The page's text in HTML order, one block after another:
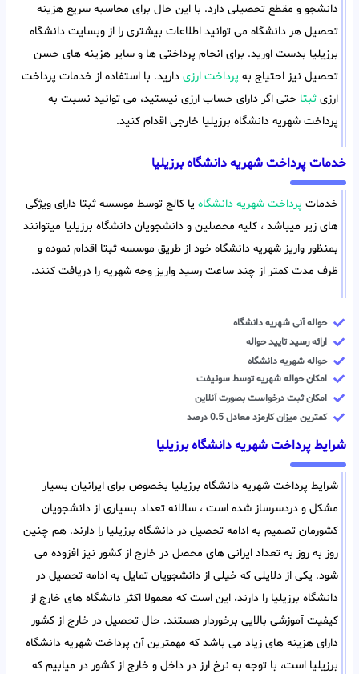
دانشجو و مقطع تحصیلی دارد. با این حال برای محاسبه سریع هزینه
تحصیل هر دانشگاه می توانید اطلاعات بیشتری را از وبسایت دانشگاه
برزیلیا بدست اورید. برای انجام پرداختی ها و سایر هزینه های حسن
تحصیل نیز احتیاج به پرداخت ارزی دارید. با استفاده از خدمات پرداخت
ارزی ثبتا حتی اگر دارای حساب ارزی نیستید، می توانید نسبت به
پرداخت شهریه دانشگاه برزیلیا خارجی اقدام کنید.
خدمات پرداخت شهریه دانشگاه برزیلیا
خدمات پرداخت شهریه دانشگاه یا کالج توسط موسسه ثبتا دارای ویژگی
های زیر میباشد ، کلیه محصلین و دانشجویان دانشگاه برزیلیا میتوانند
بمنظور واریز شهریه دانشگاه خود از طریق موسسه ثبتا اقدام نموده و
ظرف مدت کمتر از چند ساعت رسید واریز وجه شهریه را دریافت کنند.
حواله آنی شهریه دانشگاه
ارائه رسید تایید حواله
حواله شهریه دانشگاه
امکان حواله شهریه توسط سوئیفت
امکان ثبت درخواست بصورت آنلاین
کمترین میزان کارمزد معادل 0.5 درصد
شرایط پرداخت شهریه دانشگاه برزیلیا
شرایط پرداخت شهریه دانشگاه برزیلیا بخصوص برای ایرانیان بسیار
مشکل و دردسرساز شده است ، سالانه تعداد بسیاری از دانشجویان
کشورمان تصمیم به ادامه تحصیل در دانشگاه برزیلیا را دارند. هم چنین
روز به روز به تعداد ایرانی های محصل در خارج از کشور نیز افزوده می
شود. یکی از دلایلی که خیلی از دانشجویان تمایل به ادامه تحصیل در
دانشگاه برزیلیا را دارند، این است که معمولا اکثر دانشگاه های خارج از
کیفیت آموزشی بالایی برخوردار هستند. حال تحصیل در خارج از کشور
دارای هزینه های زیاد می باشد که مهمترین آن پرداخت شهریه دانشگاه
برزیلیا است، با توجه به نرخ ارز در داخل و خارج از کشور در میابیم که